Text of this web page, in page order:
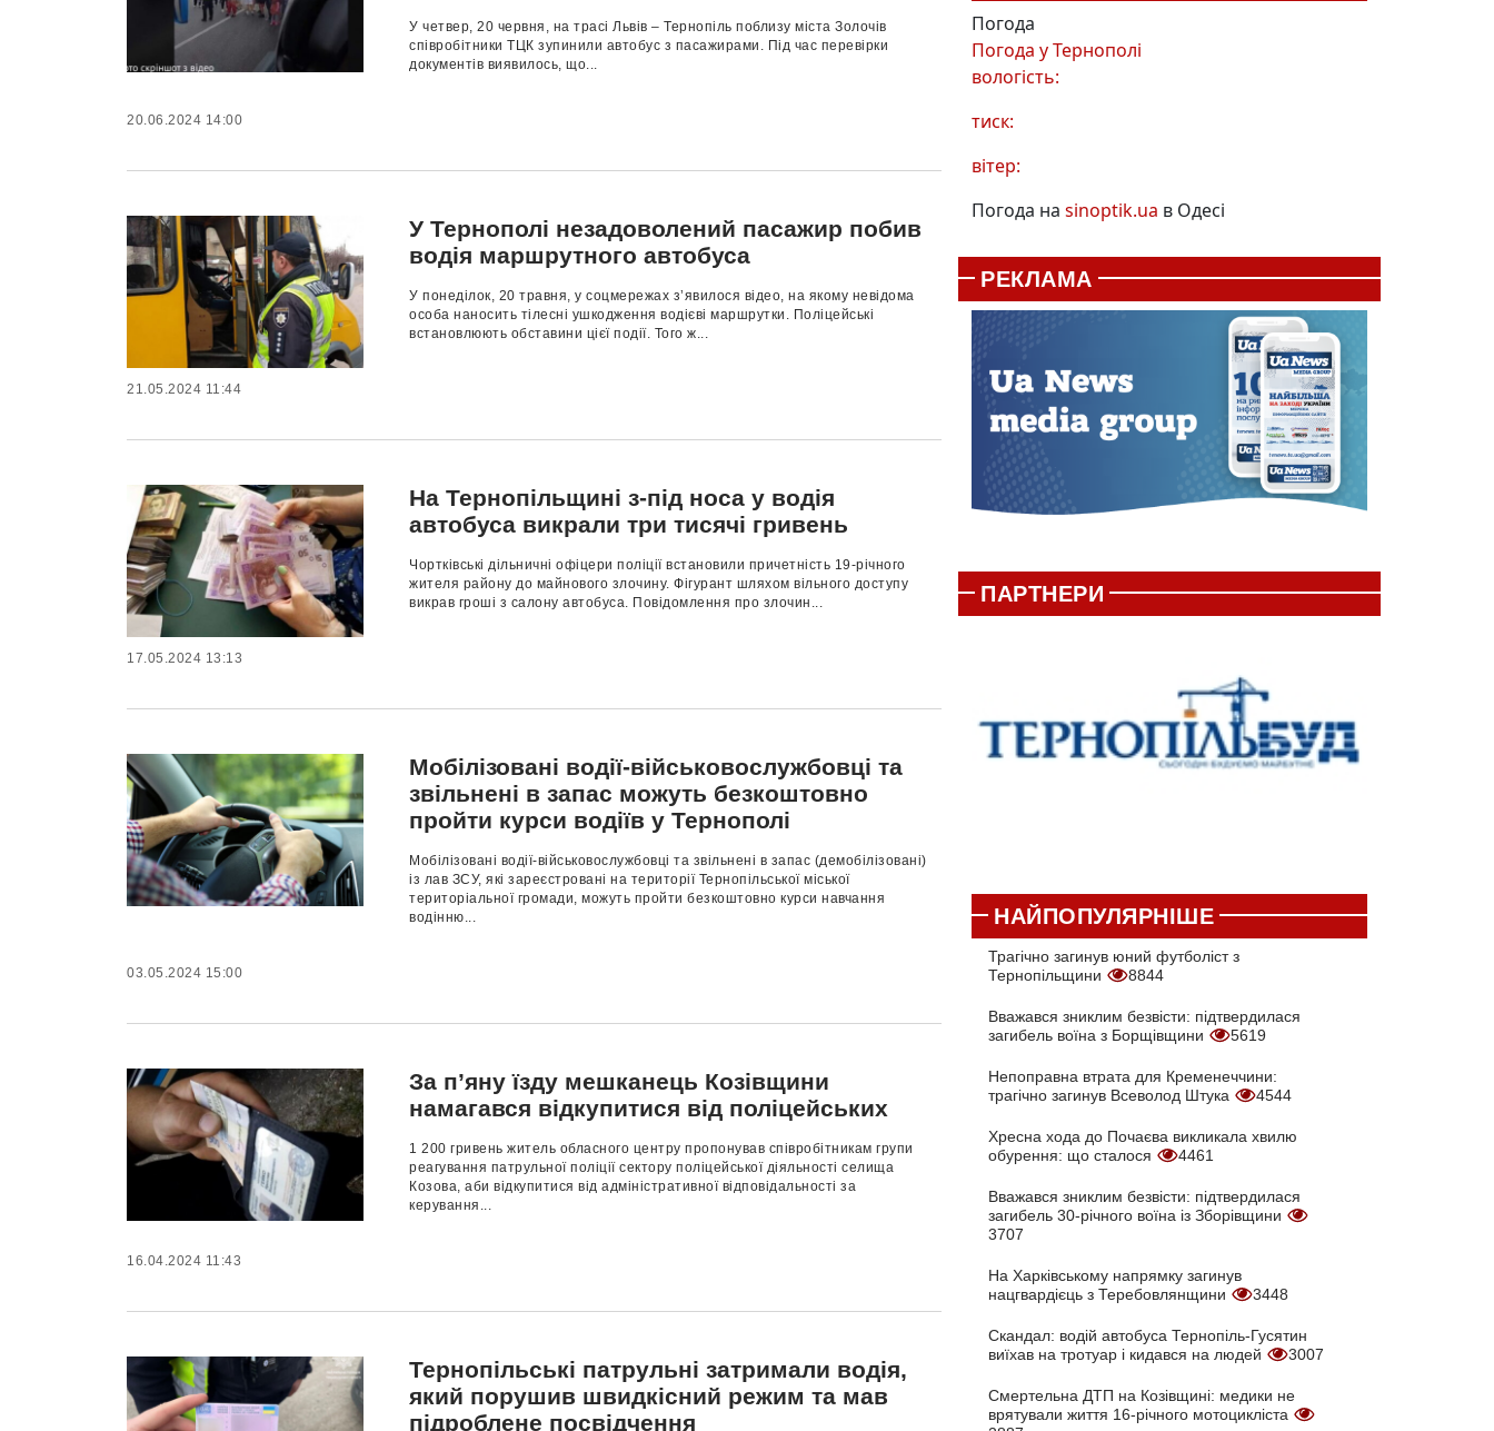
У четвер, 20 червня, на трасі Львів – Тернопіль поблизу міста Золочів
співробітники ТЦК зупинили автобус з пасажирами. Під час перевірки
документів виявилось, що...
20.06.2024 14:00
У Тернополі незадоволений пасажир побив
водія маршрутного автобуса
У понеділок, 20 травня, у соцмережах з’явилося відео, на якому невідома
особа наносить тілесні ушкодження водієві маршрутки. Поліцейські
встановлюють обставини цієї події. Того ж...
21.05.2024 11:44
На Тернопільщині з-під носа у водія
автобуса викрали три тисячі гривень
Чортківські дільничні офіцери поліції встановили причетність 19-річного
жителя району до майнового злочину. Фігурант шляхом вільного доступу
викрав гроші з салону автобуса. Повідомлення про злочин...
17.05.2024 13:13
Мобілізовані водії-військовослужбовці та
звільнені в запас можуть безкоштовно
пройти курси водіїв у Тернополі
Мобілізовані водії-військовослужбовці та звільнені в запас (демобілізовані)
із лав ЗСУ, які зареєстровані на території Тернопільської міської
територіальної громади, можуть пройти безкоштовно курси навчання
водінню...
03.05.2024 15:00
За п’яну їзду мешканець Козівщини
намагався відкупитися від поліцейських
1 200 гривень житель обласного центру пропонував співробітникам групи
реагування патрульної поліції сектору поліцейської діяльності селища
Козова, аби відкупитися від адміністративної відповідальності за
керування...
16.04.2024 11:43
Тернопільські патрульні затримали водія,
який порушив швидкісний режим та мав
підроблене посвідчення
Погода
Погода уТернополі
вологість:
тиск:
вітер:
Погода на sinoptik.ua в Одесі
РЕКЛАМА
ПАРТНЕРИ
НАЙПОПУЛЯРНІШЕ
Трагічно загинув юний футболіст з
Тернопільщини
8844
Вважався зниклим безвісти: підтвердилася
загибель воїна з Борщівщини
5619
Непоправна втрата для Кременеччини:
трагічно загинув Всеволод Штука
4544
Хресна хода до Почаєва викликала хвилю
обурення: що сталося
4461
Вважався зниклим безвісти: підтвердилася
загибель 30-річного воїна із Зборівщини
3707
На Харківському напрямку загинув
нацгвардієць з Теребовлянщини
3448
Скандал: водій автобуса Тернопіль-Гусятин
виїхав на тротуар і кидався на людей
3007
Смертельна ДТП на Козівщині: медики не
врятували життя 16-річного мотоцикліста